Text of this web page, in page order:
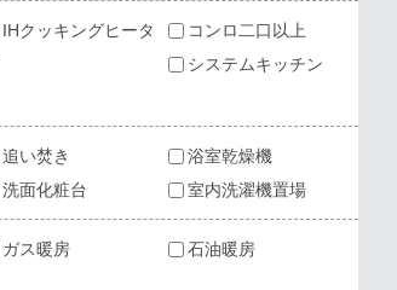
IHクッキングヒータ
コンロ二口以上
システムキッチン
追い焚き
浴室乾燥機
洗面化粧台 室内洗濯機置場
ガス暖房
石油暖房